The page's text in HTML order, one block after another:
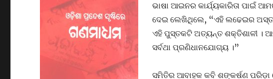
ଭାଷା ଆଇନର କାର୍ଯ୍ୟକାରିତା ପାଇଁ
ଦେଇ ଲେଖିଥିଲେ, “ଏହି ଲଢେଇର
ଏହି ପୁସ୍ତକଟି ଅତ୍ୟନ୍ତ ଶକ୍ତିଶାଳୀ ।
ସର୍ବଥା ପ୍ରଣିଧାନଯୋଗ୍ୟ ।”
ସମିତିର ଆବାହକ କବି ଶଙ୍କର୍ଷଣ